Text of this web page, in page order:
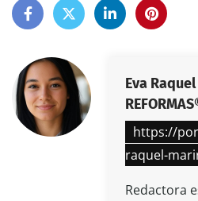
Eva
https://
raquel-
Redactora